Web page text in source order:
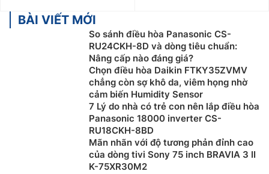
BÀI VIẾT MỚI
So sánh điều hòa Panasonic CS-
RU24CKH-8D và dòng tiêu chuẩn:
Nâng cấp nào đáng giá?
Chọn điều hòa Daikin FTKY35ZVMV
chẳng còn sợ khô da, viêm họng nhờ
cảm biến Humidity Sensor
7 Lý do nhà có trẻ con nên lắp điều hòa
Panasonic 18000 inverter CS-
RU18CKH-8BD
Mãn nhãn với độ tương phản đỉnh cao
của dòng tivi Sony 75 inch BRAVIA 3 II
K-75XR30M2